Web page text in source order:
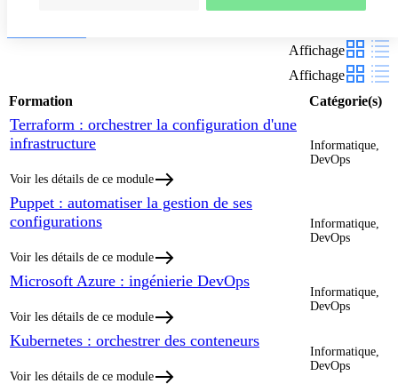
Affichage
Affichage
Formation
Catégorie(s)
Terraform : orchestrer la configuration d'une
infrastructure
Voir les détails de ce module
Informatique,
DevOps
Puppet : automatiser la gestion de ses
configurations
Voir les détails de ce module
Informatique,
DevOps
Microsoft Azure : ingénierie DevOps
Voir les détails de ce module
Informatique,
DevOps
Kubernetes : orchestrer des conteneurs
Voir les détails de ce module
Informatique,
DevOps